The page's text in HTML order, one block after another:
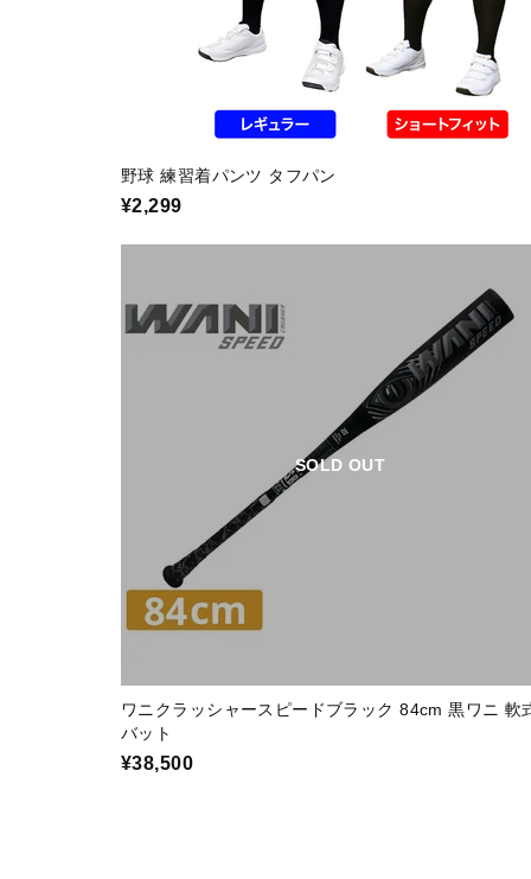
野球 練習着パンツ タフパン
¥2,299
SOLD OUT
ワニクラッシャースピードブラック 84cm 黒ワニ 軟
バット
¥38,500